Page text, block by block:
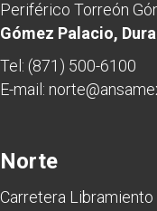
:Periférico Torreón
Gómez Palacio,
Tel: (871) 500-6100
E-mail:
Norte
Carretera